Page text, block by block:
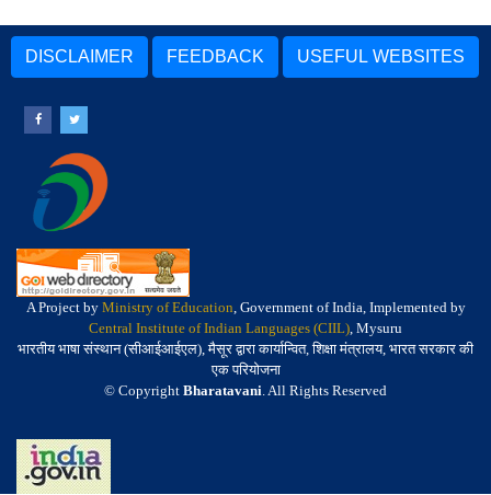
DISCLAIMER FEEDBACK USEFUL WEBSITES
A Project by Ministry of Education, Government of India, Implemented by
Central Institute of Indian Languages (CIIL), Mysuru
भारतीय भाषा संस्थान (सीआईआईएल), मैसूर द्वारा कार्यान्वित, शिक्षा मंत्रालय, भारत सरकार की
एक परियोजना
© Copyright Bharatavani. All Rights Reserved